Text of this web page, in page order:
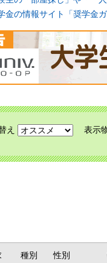
金の情報サイト「奨学金
え 表示
種別 性別